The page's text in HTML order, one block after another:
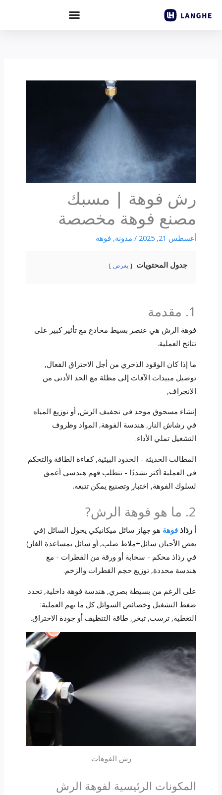
رش فوهة | مسبك
مصنع فوهة مخصصة
أغسطس 21, 2025 / مدونة, فوهة
جدول المحتويات يعرض
1. مقدمة
فوهة الرش هي عنصر بسيط مخادع مع تأثير كبير على
نتائج العملية.
ما إذا كان الوقود الذحري من أجل الاحتراق الفعال,
توصيل مبيدات الآفات إلى مظلة مع الحد الأدنى من
الانجراف,
إنشاء مسحوق موحد في تجفيف الرش, أو توزيع المياه
في رشاش النار, هندسة الفوهة, المواد وظروف
التشغيل تملي الأداء.
المطالب الحديثة - الحدود البيئية, كفاءة الطاقة والتحكم
في العملية أكثر تشددًا - تتطلب فهم هندسي أعمق
لسلوك الفوهة, اختبار وتصنيع يمكن تتبعه.
2. ما هو فوهة الرش?
أ رذاذ فوهة هو جهاز سائل ميكانيكي يحول السائل (في
بعض الأحيان سائل+ملاط صلب, أو سائل بمساعدة الغاز)
في رذاذ محكم - سحابة أو ورقة من القطرات - مع
هندسة محددة, توزيع حجم القطرات والزخم.
على الرغم من بسيطة بصري, هندسة فوهة داخلية, تحدد
ضغط التشغيل وخصائص السوائل كل ما يهم العملية:
التغطية, ترسب, تبخر, طاقة التنظيف أو جودة الاحتراق.
رش الفوهات
المكونات الرئيسية لفوهة الرش